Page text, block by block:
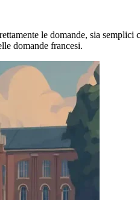
le domande, sia semplici
domande francesi.